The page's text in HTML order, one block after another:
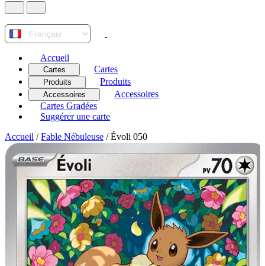
Accueil
Cartes Cartes
Produits Produits
Accessoires
Accessoires
Cartes Gradées
Suggérer une carte
Accueil / Fable Nébuleuse / Évoli 050